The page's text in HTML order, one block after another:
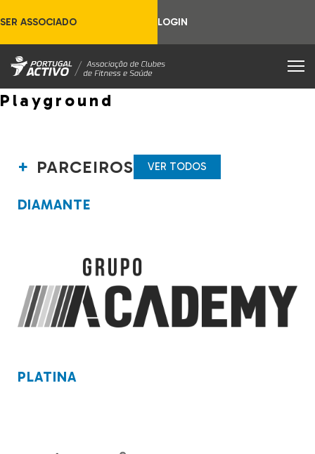
SER ASSOCIADO LOGIN
Playground
PARCEIROS VER TODOS
DIAMANTE
PLATINA